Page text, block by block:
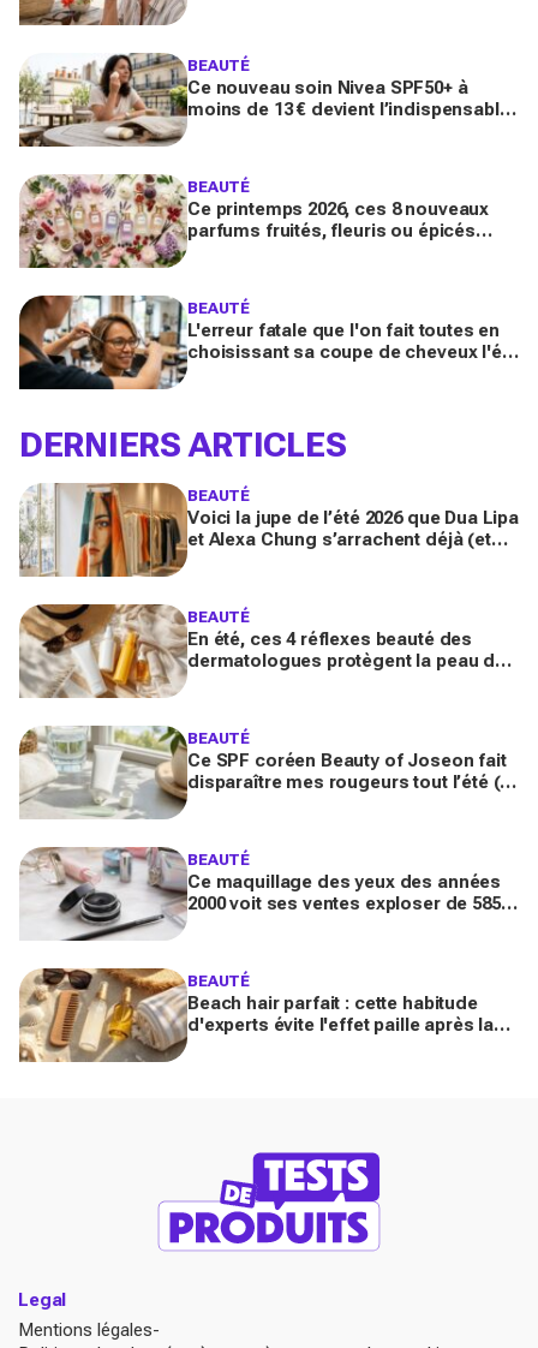
BEAUTÉ
Ce nouveau soin Nivea SPF50+ à
moins de 13 € devient l’indispensable
BEAUTÉ
Ce printemps 2026, ces 8 nouveaux
parfums fruités, fleuris ou épicés
BEAUTÉ
L'erreur fatale que l'on fait toutes en
choisissant sa coupe de cheveux l'été
DERNIERS ARTICLES
BEAUTÉ
Voici la jupe de l’été 2026 que Dua Lipa
et Alexa Chung s’arrachent déjà (et
BEAUTÉ
En été, ces 4 réflexes beauté des
dermatologues protègent la peau des
BEAUTÉ
Ce SPF coréen Beauty of Joseon fait
disparaître mes rougeurs tout l’été (et
BEAUTÉ
Ce maquillage des yeux des années
2000 voit ses ventes exploser de 585
BEAUTÉ
Beach hair parfait : cette habitude
d'experts évite l'effet paille après la
Legal
Mentions légales